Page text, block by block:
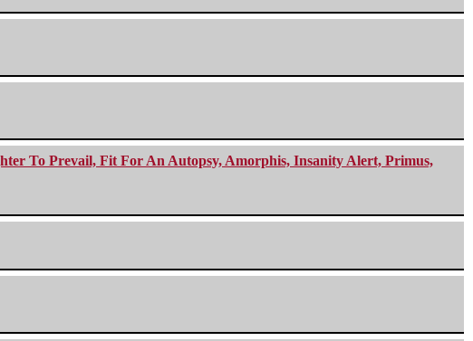
To Prevail, Fit For An Autopsy, Amorphis, Insanity Alert, Primus,